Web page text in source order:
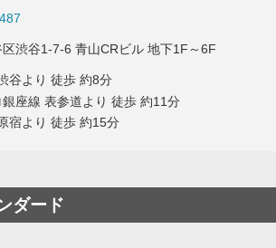
渋谷1-7-6 青山CRビル 地下1F～6F
谷より 徒歩 約8分
座線 表参道より 徒歩 約11分
宿より 徒歩 約15分
ダード